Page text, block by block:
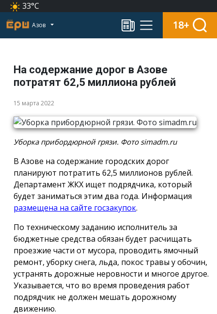
33°C
Азов 18+
На содержание дорог в Азове
потратят 62,5 миллиона рублей
15 марта 2022
Уборка прибордюрной грязи. Фото simadm.ru
В Азове на содержание городских дорог
планируют потратить 62,5 миллионов рублей.
Департамент ЖКХ ищет подрядчика, который
будет заниматься этим два года. Информация
размещена на сайте госзакупок.
По техническому заданию исполнитель за
бюджетные средства обязан будет расчищать
проезжие части от мусора, проводить ямочный
ремонт, уборку снега, льда, покос травы у обочин,
устранять дорожные неровности и многое другое.
Указывается, что во время проведения работ
подрядчик не должен мешать дорожному
движению.